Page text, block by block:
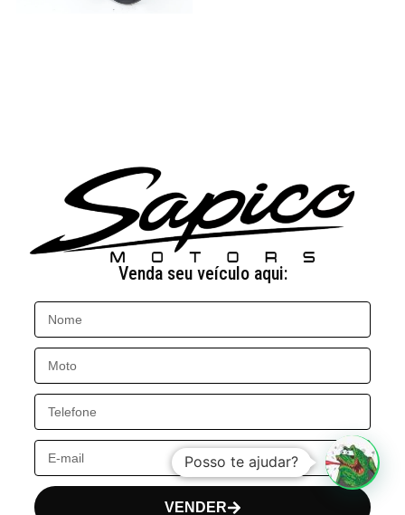
Venda seu veículo aqui:
VENDER
Posso te ajudar?